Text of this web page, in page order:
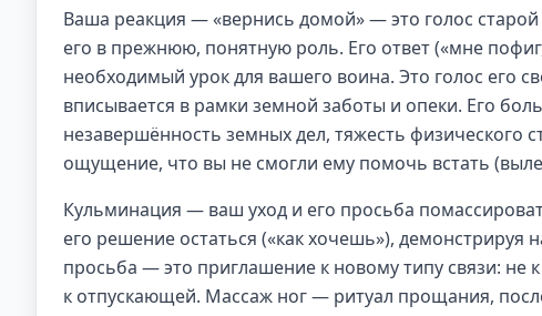
Ваша реакция — «вернись домой» — это голос
его в прежнюю, понятную роль. Его ответ («мне
необходимый урок для вашего воина. Это голос его
вписывается в рамки земной заботы и опеки. Его
незавершённость земных дел, тяжесть физического
ощущение, что вы не смогли ему помочь встать
Кульминация — ваш уход и его просьба
его решение остаться («как хочешь»), демонстрируя
просьба — это приглашение к новому типу связи:
к отпускающей. Массаж ног — ритуал прощания,